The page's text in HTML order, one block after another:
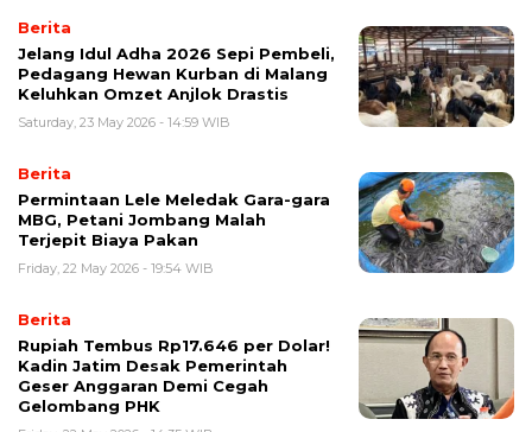
Berita
Jelang Idul Adha 2026 Sepi Pembeli,
Pedagang Hewan Kurban di Malang
Keluhkan Omzet Anjlok Drastis
Saturday, 23 May 2026 - 14:59 WIB
Berita
Permintaan Lele Meledak Gara-gara
MBG, Petani Jombang Malah
Terjepit Biaya Pakan
Friday, 22 May 2026 - 19:54 WIB
Berita
Rupiah Tembus Rp17.646 per Dolar!
Kadin Jatim Desak Pemerintah
Geser Anggaran Demi Cegah
Gelombang PHK